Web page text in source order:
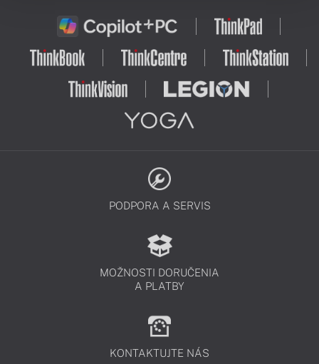
PODPORA A SERVIS
MOŽNOSTI DORUČENIA
A PLATBY
KONTAKTUJTE NÁS